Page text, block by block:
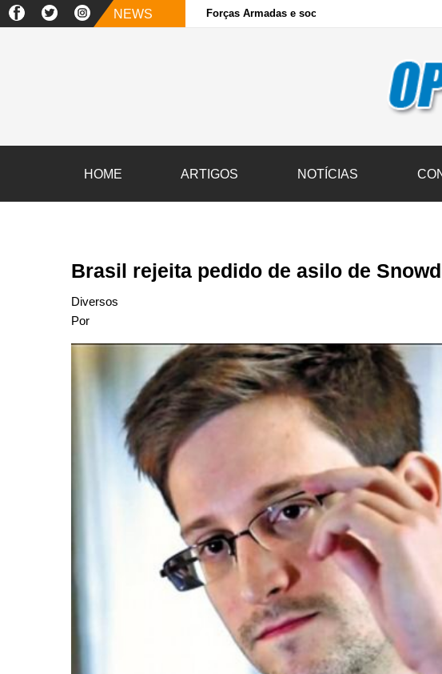
NEWS Forças Armadas e sociedade civil
HOME ARTIGOS NOTÍCIAS
Brasil rejeita pedido de asilo de
Diversos
Por